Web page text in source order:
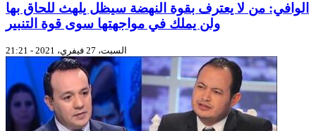
الوافي: من لا يعترف بقوة النهضة سيظل يلهث للحاق بها
ولن يملك في مواجهتها سوى قوة التنبير
السبت، 27 فيفري، 2021 - 21:21